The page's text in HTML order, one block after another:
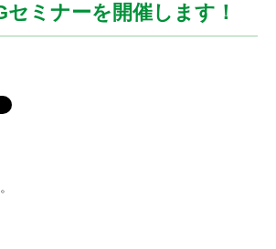
セミナーを開催します！